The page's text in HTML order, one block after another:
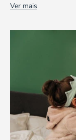
Ver mais